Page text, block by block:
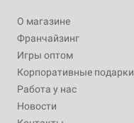
О магазине
Франчайзинг
Игры оптом
Корпоративные подарки
Работа у нас
Новости